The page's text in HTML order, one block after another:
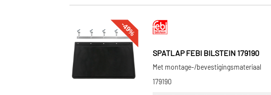
-49%
SPATLAP FEBI BILSTEIN 179190
Met montage-/bevestigingsmateriaal
179190